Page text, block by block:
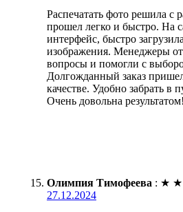
Распечатать фото решила с
прошел легко и быстро. На
интерфейс, быстро
изображения. Менеджеры
вопросы и помогли с
Долгожданный заказ
качестве. Удобно забрать в
Очень довольна
Олимпия Тимофеева : ★ ★
27.12.2024